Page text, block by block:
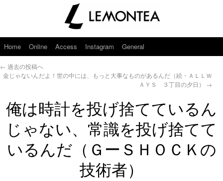
Home Online Access Instagram General
← 過去の投稿へ
金じゃないんだよ！世の中には、もっと大事なものがあるんだ（続・ＡＬＬＷ
ＡＹＳ ３丁目の夕日） →
俺は時計を投げ捨てているん
じゃない、常識を投げ捨てて
いるんだ（ＧーＳＨＯＣＫの
技術者）